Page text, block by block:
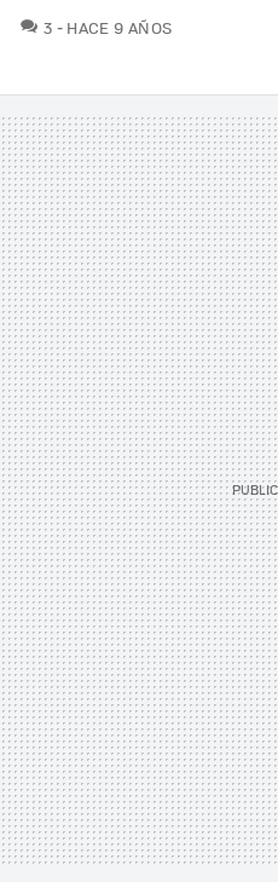
3 COMENTARIOS
HACE 9 AÑOS